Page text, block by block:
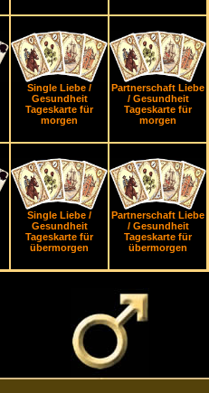
Single Liebe /
Gesundheit
Tageskarte für
morgen
Partnerschaft Liebe
/ Gesundheit
Tageskarte für
morgen
Single Liebe /
Gesundheit
Tageskarte für
übermorgen
Partnerschaft Liebe
/ Gesundheit
Tageskarte für
übermorgen